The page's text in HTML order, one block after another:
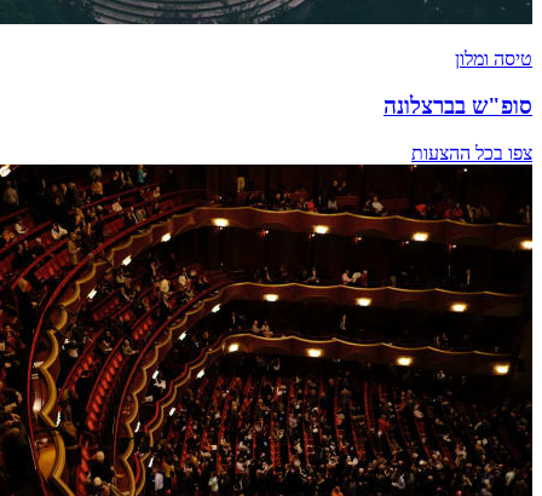
טיסה ומלון
סופ"ש בברצלונה
צפו בכל ההצעות